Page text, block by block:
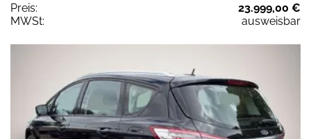
Preis:
23.999,00 €
MWSt:
ausweisbar